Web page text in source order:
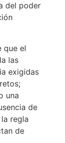
del poder
que el
las
exigidas
una
de
regla
de